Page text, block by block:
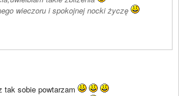
wieczoru i spokojnej nocki życzę
tak sobie powtarzam